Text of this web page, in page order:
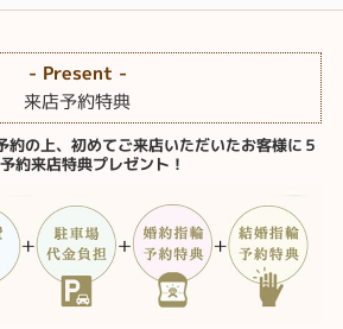
- Present -
来店予約特典
約の上、初めてご来店いただいたお客様に５
約来店特典プレゼント！